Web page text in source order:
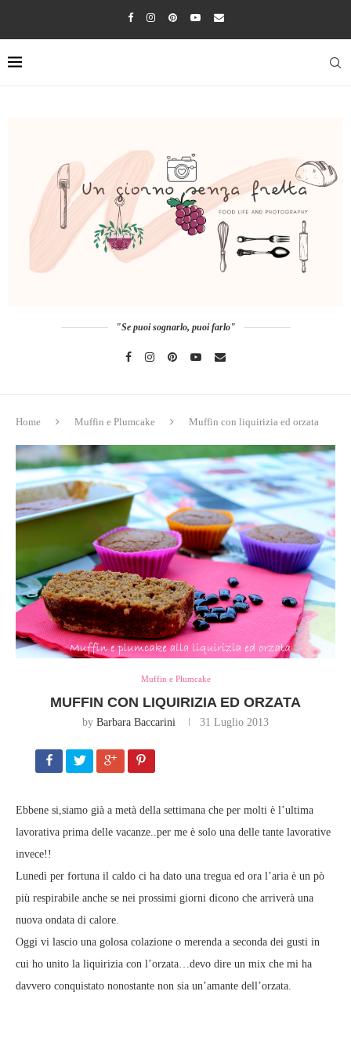
"Se puoi sognarlo, puoi farlo"
Home Muffin e Plumcake Muffin con liquirizia ed orzata
Muffin e Plumcake
MUFFIN CON LIQUIRIZIA ED ORZATA
by Barbara Baccarini 31 Luglio 2013
Ebbene si,siamo già a metà della settimana che per molti è l’ultima
lavorativa prima delle vacanze..per me è solo una delle tante lavorative
invece!!
Lunedì per fortuna il caldo ci ha dato una tregua ed ora l’aria è un pò
più respirabile anche se nei prossimi giorni dicono che arriverà una
nuova ondata di calore.
Oggi vi lascio una golosa colazione o merenda a seconda dei gusti in
cui ho unito la liquirizia con l’orzata…devo dire un mix che mi ha
davvero conquistato nonostante non sia un’amante dell’orzata.